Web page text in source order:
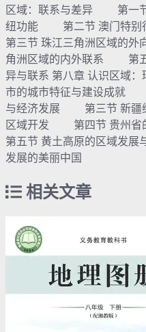
区域：联系与差异 第一节
纽功能 第二节 澳门特
第三节 珠江三角洲区域的
角洲区域的内外联系 第五
异与联系 第八章 认识区
市的城市特征与建设成就
与经济发展 第三节 新疆
区域开发 第四节 贵州
第五节 黄土高原的区域发展
发展的美丽中国
相关文章